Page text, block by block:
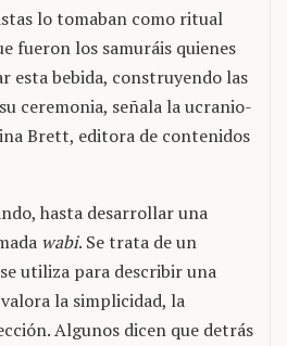
lo tomaban como ritual
fueron los samuráis quienes
esta bebida, construyendo las
ceremonia, señala la ucranio-
Brett, editora de contenidos
hasta desarrollar una
wabi. Se trata de un
utiliza para describir una
la simplicidad, la
Algunos dicen que detrás